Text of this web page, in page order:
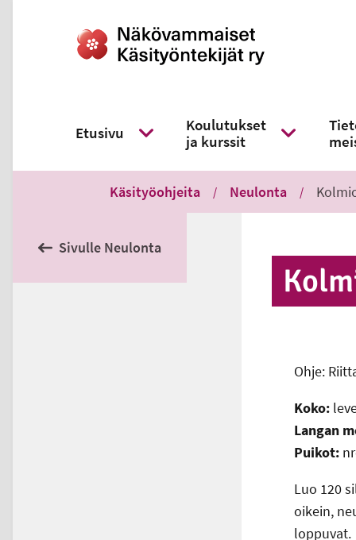
Etusivu
Näytä alavalikko
Koulutukset
ja kurssit
Näytä
Käsityöohjeita Neulonta
Sivulle Neulonta
Ohje:
Koko:
Langan
Puikot:
Luo 120
oikein,
loppuvat.